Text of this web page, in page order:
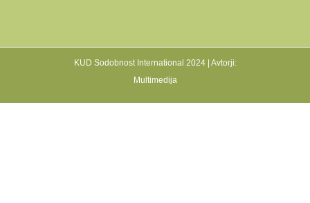
KUD Sodobnost International 2024 | Avtorji:
Multimedija